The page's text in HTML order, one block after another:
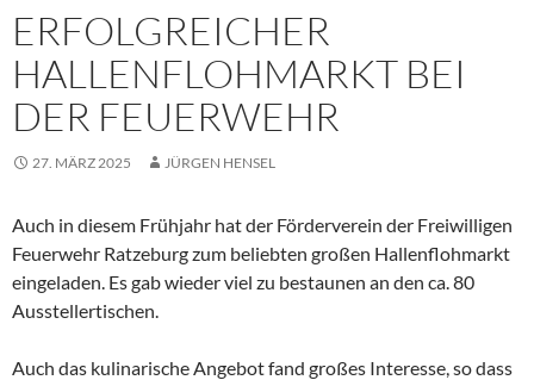
ERFOLGREICHER
HALLENFLOHMARKT BEI
DER FEUERWEHR
27. MÄRZ 2025 JÜRGEN HENSEL
Auch in diesem Frühjahr hat der Förderverein der Freiwilligen
Feuerwehr Ratzeburg zum beliebten großen Hallenflohmarkt
eingeladen. Es gab wieder viel zu bestaunen an den ca. 80
Ausstellertischen.
Auch das kulinarische Angebot fand großes Interesse, so dass